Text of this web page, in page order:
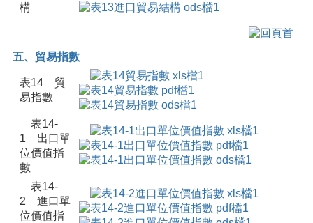
構
五、貿易指數
表14 貿
易指數
表14-
1 出口單
位價值指
數
表14-
2 進口單
位價值指